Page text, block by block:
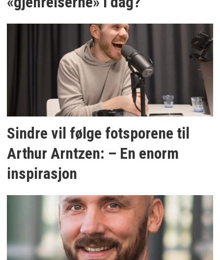
Sindre vil følge fotsporene til
Arthur Arntzen: – En enorm
inspirasjon